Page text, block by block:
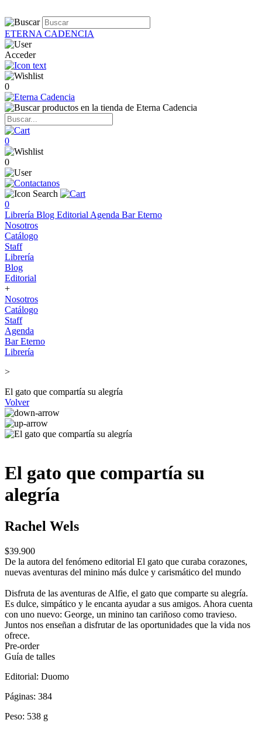
ETERNA CADENCIA
Acceder
0
0
0
0
Librería Blog Editorial Agenda Bar Eterno
Nosotros
Catálogo
Staff
Librería
Blog
Editorial
+
Nosotros
Catálogo
Staff
Agenda
Bar Eterno
Librería
>
El gato que compartía su alegría
Volver
El gato que compartía su
alegría
Rachel Wels
$39.900
De la autora del fenómeno editorial El gato que curaba corazones,
nuevas aventuras del minino más dulce y carismático del mundo
Disfruta de las aventuras de Alfie, el gato que comparte su alegría.
Es dulce, simpático y le encanta ayudar a sus amigos. Ahora cuenta
con uno nuevo: George, un minino tan cariñoso como travieso.
Juntos nos enseñan a disfrutar de las oportunidades que la vida nos
ofrece.
Pre-order
Guía de talles
Editorial: Duomo
Páginas: 384
Peso: 538 g